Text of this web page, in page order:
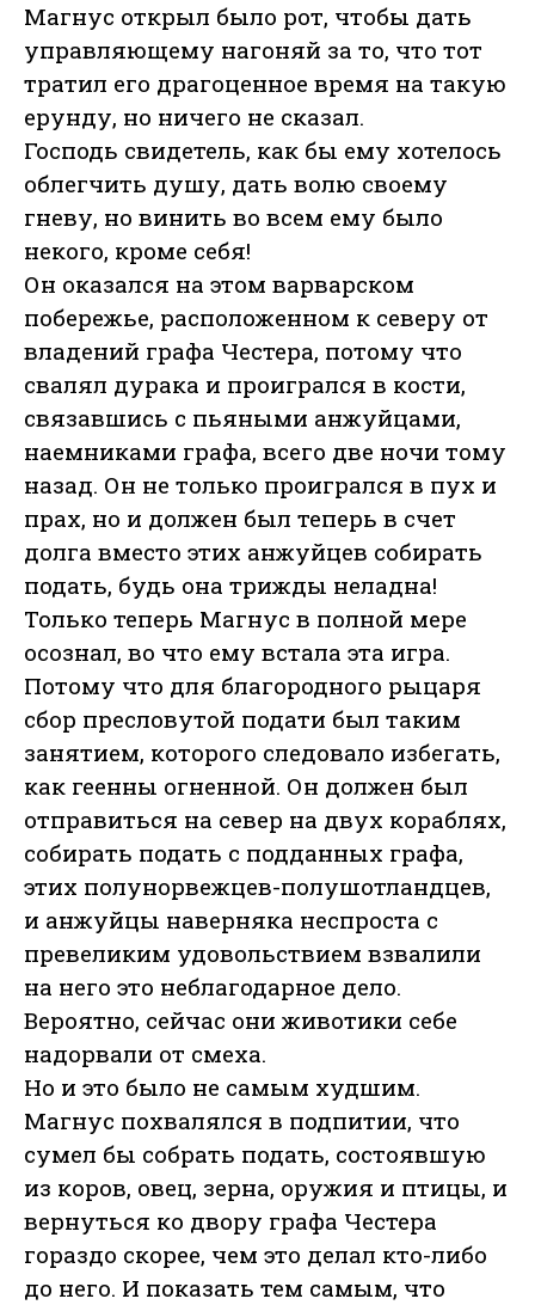
Магнус открыл было рот, чтобы дать
управляющему нагоняй за то, что тот
тратил его драгоценное время на такую
ерунду, но ничего не сказал.
Господь свидетель, как бы ему хотелось
облегчить душу, дать волю своему
гневу, но винить во всем ему было
некого, кроме себя!
Он оказался на этом варварском
побережье, расположенном к северу от
владений графа Честера, потому что
свалял дурака и проигрался в кости,
связавшись с пьяными анжуйцами,
наемниками графа, всего две ночи тому
назад. Он не только проигрался в пух и
прах, но и должен был теперь в счет
долга вместо этих анжуйцев собирать
подать, будь она трижды неладна!
Только теперь Магнус в полной мере
осознал, во что ему встала эта игра.
Потому что для благородного рыцаря
сбор пресловутой подати был таким
занятием, которого следовало избегать,
как геенны огненной. Он должен был
отправиться на север на двух кораблях,
собирать подать с подданных графа,
этих полунорвежцев-полушотландцев,
и анжуйцы наверняка неспроста с
превеликим удовольствием взвалили
на него это неблагодарное дело.
Вероятно, сейчас они животики себе
надорвали от смеха.
Но и это было не самым худшим.
Магнус похвалялся в подпитии, что
сумел бы собрать подать, состоявшую
из коров, овец, зерна, оружия и птицы, и
вернуться ко двору графа Честера
гораздо скорее, чем это делал кто-либо
до него. И показать тем самым, что